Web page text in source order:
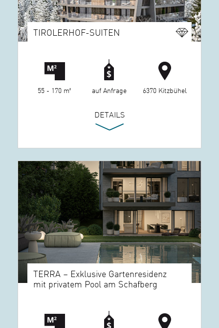
TIROLERHOF-SUITEN
55 - 170 m² auf Anfrage 6370 Kitzbühel
DETAILS
TERRA – Exklusive Gartenresidenz
mit privatem Pool am Schafberg